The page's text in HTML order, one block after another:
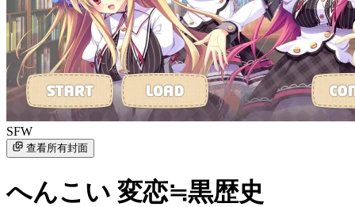
SFW
查看所有封面
へんこい 変恋≒黒歴史